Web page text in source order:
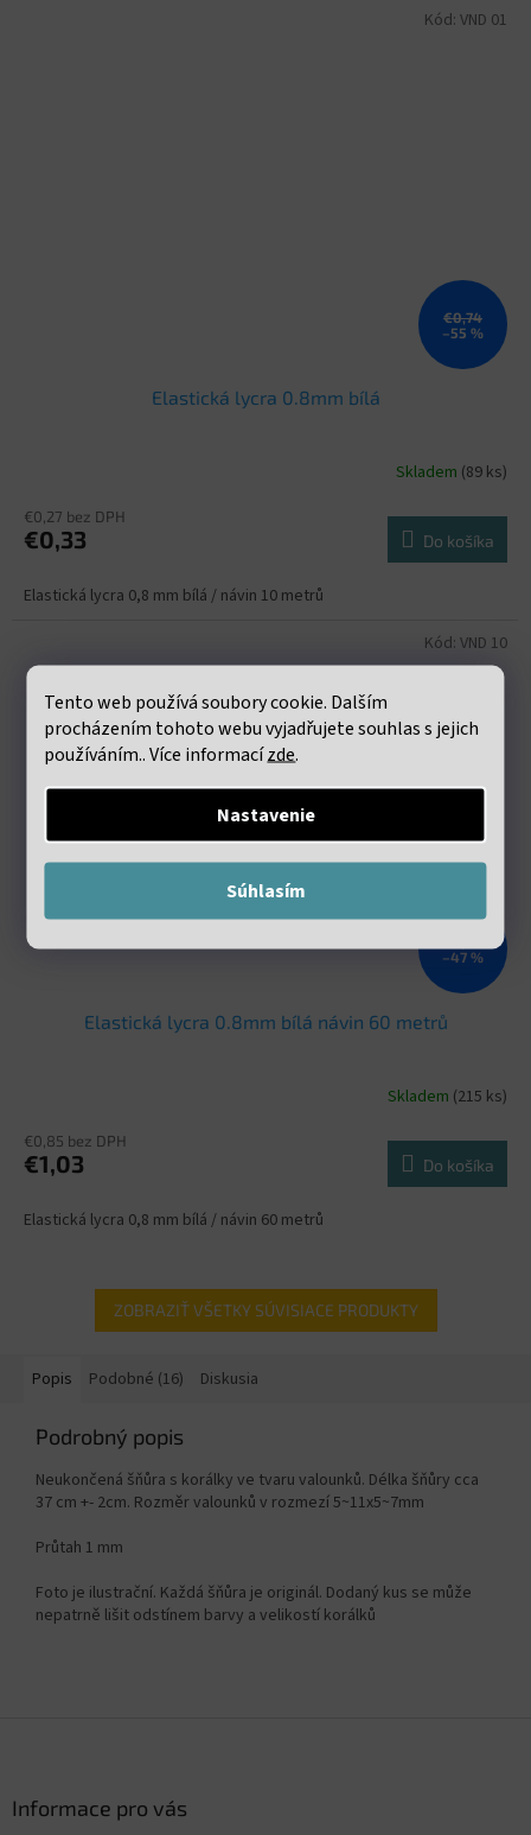
Tento web používá soubory cookie. Dalším
procházením tohoto webu vyjadřujete souhlas s jejich
používáním.. Více informacízde.
Nastavenie
Súhlasím
€0,74
–55 %
Elastická lycra 0.8mm bílá
Skladem (89 ks)
€0,27 bez DPH
€0,33 Do košíka
Elastická lycra 0,8 mm bílá / návin 10 metrů
Kód: VND 01
–47 %
Elastická lycra 0.8mm bílá návin 60 metrů
Skladem (215 ks)
€0,85 bez DPH
€1,03 Do košíka
Elastická lycra 0,8 mm bílá / návin 60 metrů
Kód: VND 10
ZOBRAZIŤ VŠETKY SÚVISIACE PRODUKTY
Popis Podobné (16) Diskusia
Podrobný popis
Neukončená šňůra s korálky ve tvaru valounků. Délka šňůry cca
37 cm +- 2cm. Rozměr valounků v rozmezí5~11x5~7mm
Průtah 1 mm
Foto je ilustrační. Každá šňůra je originál. Dodaný kus se může
nepatrně lišit odstínem barvy a velikostí korálků
Informace pro vás